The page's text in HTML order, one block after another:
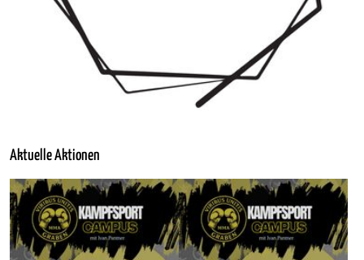
Aktuelle Aktionen
Show larger version for: Show larger version for: